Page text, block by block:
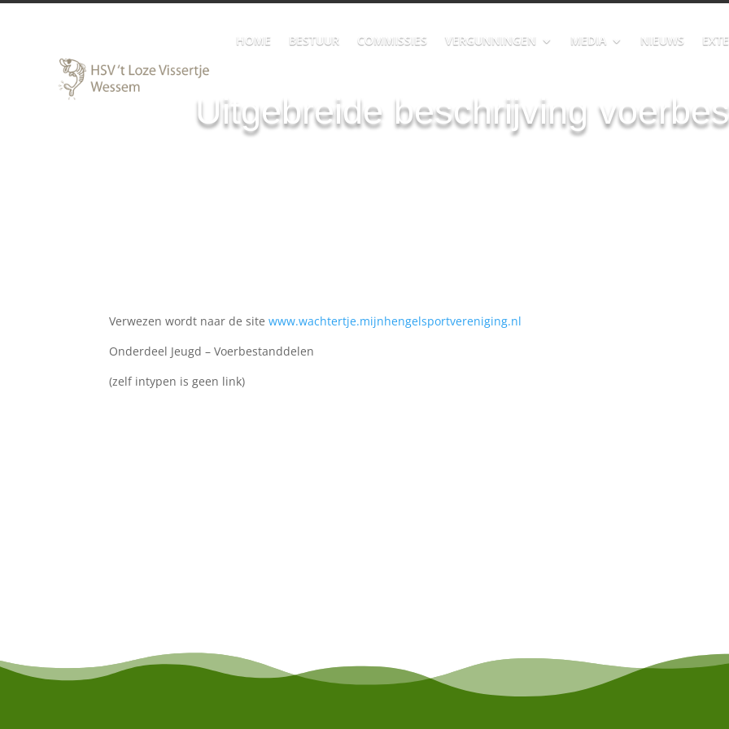
HOME BESTUUR COMMISSIES VERGUNNINGEN MEDIA NIEUWS
Uitgebreide beschrijving
Verwezen wordt naar de sitewww.wachtertje.mijnhengelsportvereniging.nl
Onderdeel Jeugd – Voerbestanddelen
(zelf intypen is geen link)